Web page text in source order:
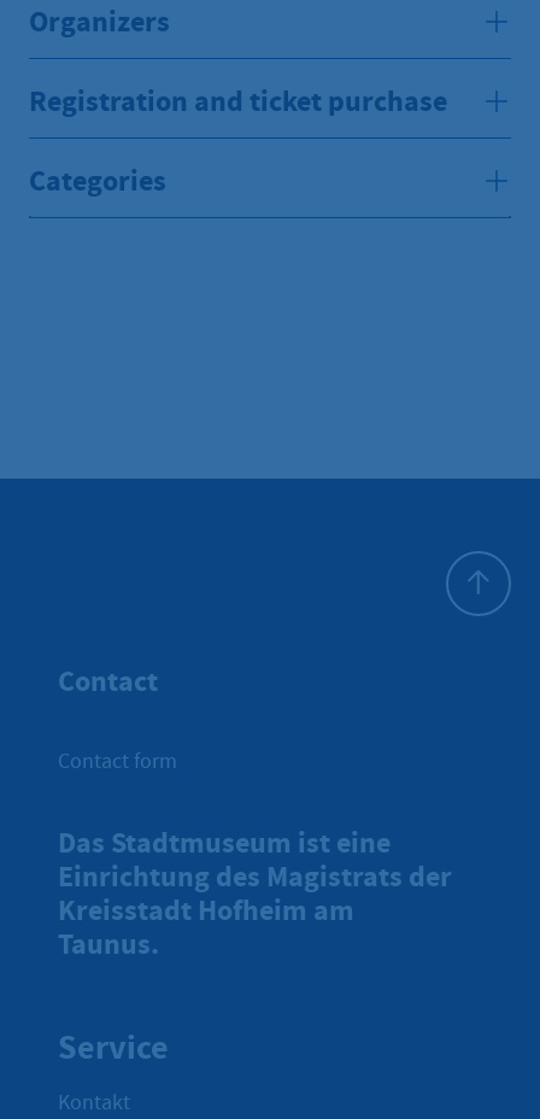
Organizers
Registration and ticket purchase
Categories
Contact
Contact form
Das Stadtmuseum ist eine
Einrichtung des Magistrats der
Kreisstadt Hofheim am
Taunus.
Service
Kontakt